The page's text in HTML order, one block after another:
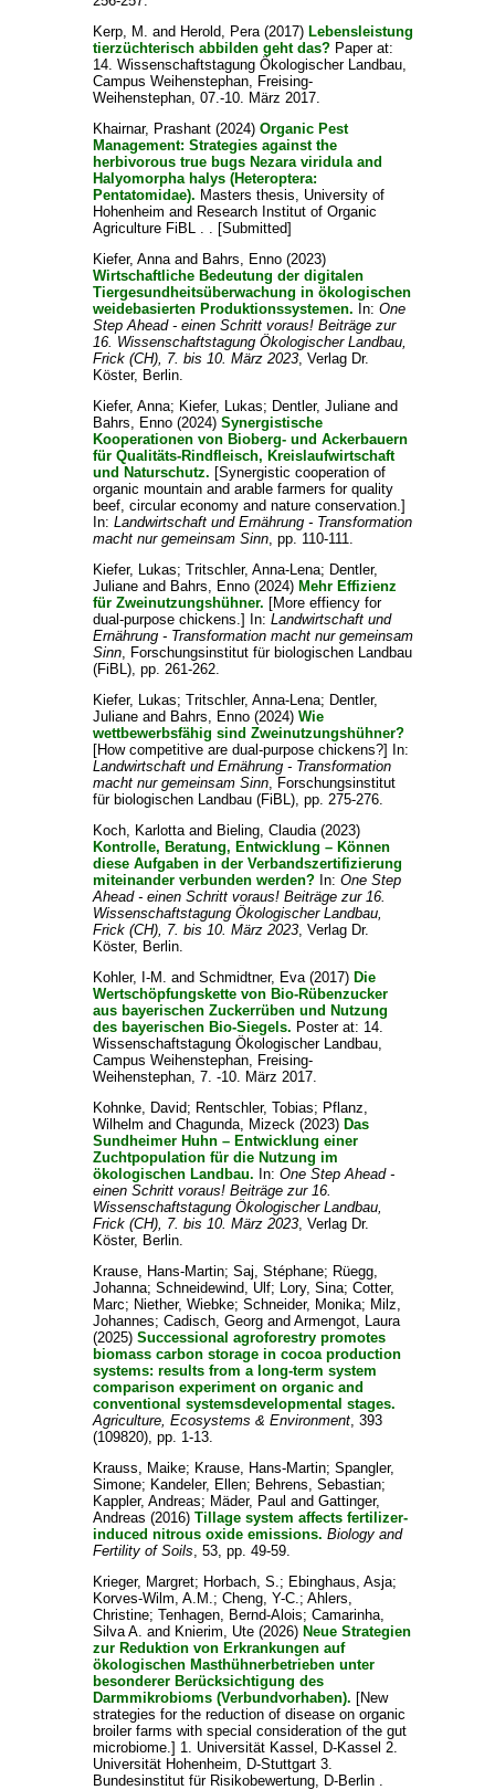
Kerp, M. and Herold, Pera(2017) Lebensleistung
tierzüchterisch abbilden geht das?Paper at:
14. Wissenschaftstagung Ökologischer Landbau,
Campus Weihenstephan, Freising-
Weihenstephan, 07.-10. März 2017.
Khairnar, Prashant(2024) Organic Pest
Management: Strategies against the
herbivorous true bugs Nezara viridula and
Halyomorpha halys (Heteroptera:
Pentatomidae). Masters thesis, University of
Hohenheim and Research Institut of Organic
Agriculture FiBL . . [Submitted]
Kiefer, Annaand Bahrs, Enno(2023)
Wirtschaftliche Bedeutung der digitalen
Tiergesundheitsüberwachung in ökologischen
weidebasierten Produktionssystemen. In: One
Step Ahead - einen Schritt voraus! Beiträge zur
16. Wissenschaftstagung Ökologischer Landbau,
Frick (CH), 7. bis 10. März 2023, Verlag Dr.
Köster, Berlin.
Kiefer, Anna; Kiefer, Lukas; Dentler, Julianeand
Bahrs, Enno(2024) Synergistische
Kooperationen von Bioberg- und Ackerbauern
für Qualitäts-Rindfleisch, Kreislaufwirtschaft
und Naturschutz. [Synergistic cooperation of
organic mountain and arable farmers for quality
beef, circular economy and nature conservation.]
In: Landwirtschaft und Ernährung - Transformation
macht nur gemeinsam Sinn, pp. 110-111.
Kiefer, Lukas; Tritschler, Anna-Lena; Dentler,
Julianeand Bahrs, Enno(2024) Mehr Effizienz
für Zweinutzungshühner. [More effiency for
dual-purpose chickens.] In: Landwirtschaft und
Ernährung - Transformation macht nur gemeinsam
Sinn, Forschungsinstitut für biologischen Landbau
(FiBL), pp. 261-262.
Kiefer, Lukas; Tritschler, Anna-Lena; Dentler,
Julianeand Bahrs, Enno(2024) Wie
wettbewerbsfähig sind Zweinutzungshühner?
[How competitive are dual-purpose chickens?] In:
Landwirtschaft und Ernährung - Transformation
macht nur gemeinsam Sinn, Forschungsinstitut
für biologischen Landbau (FiBL), pp. 275-276.
Koch, Karlottaand Bieling, Claudia(2023)
Kontrolle, Beratung, Entwicklung – Können
diese Aufgaben in der Verbandszertifizierung
miteinander verbunden werden?In: One Step
Ahead - einen Schritt voraus! Beiträge zur 16.
Wissenschaftstagung Ökologischer Landbau,
Frick (CH), 7. bis 10. März 2023, Verlag Dr.
Köster, Berlin.
Kohler, I-M. and Schmidtner, Eva(2017) Die
Wertschöpfungskette von Bio-Rübenzucker
aus bayerischen Zuckerrüben und Nutzung
des bayerischen Bio-Siegels. Poster at: 14.
Wissenschaftstagung Ökologischer Landbau,
Campus Weihenstephan, Freising-
Weihenstephan, 7. -10. März 2017.
Kohnke, David; Rentschler, Tobias; Pflanz,
Wilhelm and Chagunda, Mizeck(2023) Das
Sundheimer Huhn – Entwicklung einer
Zuchtpopulation für die Nutzung im
ökologischen Landbau. In: One Step Ahead -
einen Schritt voraus! Beiträge zur 16.
Wissenschaftstagung Ökologischer Landbau,
Frick (CH), 7. bis 10. März 2023, Verlag Dr.
Köster, Berlin.
Krause, Hans-Martin; Saj, Stéphane; Rüegg,
Johanna; Schneidewind, Ulf; Lory, Sina; Cotter,
Marc; Niether, Wiebke; Schneider, Monika; Milz,
Johannes; Cadisch, Georgand Armengot, Laura
(2025) Successional agroforestry promotes
biomass carbon storage in cocoa production
systems: results from a long-term system
comparison experiment on organic and
conventional systemsdevelopmental stages.
Agriculture, Ecosystems & Environment, 393
(109820), pp. 1-13.
Krauss, Maike; Krause, Hans-Martin; Spangler,
Simone; Kandeler, Ellen; Behrens, Sebastian;
Kappler, Andreas; Mäder, Paul and Gattinger,
Andreas (2016) Tillage system affects fertilizer-
induced nitrous oxide emissions. Biology and
Fertility of Soils, 53, pp. 49-59.
Krieger, Margret; Horbach, S.; Ebinghaus, Asja;
Korves-Wilm, A.M.; Cheng, Y-C.; Ahlers,
Christine; Tenhagen, Bernd-Alois; Camarinha,
Silva A. and Knierim, Ute(2026) Neue Strategien
zur Reduktion von Erkrankungen auf
ökologischen Masthühnerbetrieben unter
besonderer Berücksichtigung des
Darmmikrobioms (Verbundvorhaben). [New
strategies for the reduction of disease on organic
broiler farms with special consideration of the gut
microbiome.] 1. Universität Kassel, D-Kassel 2.
Universität Hohenheim, D-Stuttgart 3.
Bundesinstitut für Risikobewertung, D-Berlin .